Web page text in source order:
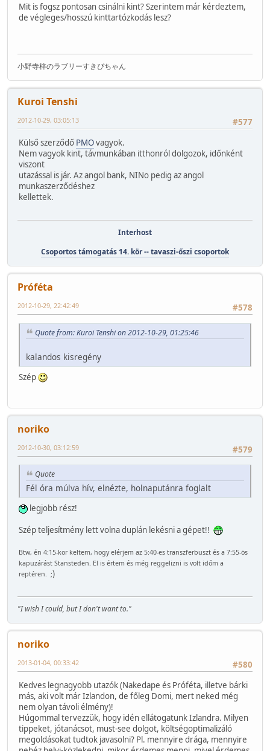
Mit is fogsz pontosan csinálni kint? Szerintem már kérdeztem,
de végleges/hosszú kinttartózkodás lesz?
小野寺梓のラブリーすきぴちゃん
Kuroi Tenshi
#577
2012-10-29, 03:05:13
Külső szerződő PMOvagyok.
Nem vagyok kint, távmunkában itthonról dolgozok, időnként
viszont
utazással is jár. Az angol bank, NINo pedig az angol
munkaszerződéshez
kellettek.
Interhost
Csoportos támogatás 14. kör -- tavaszi-őszi csoportok
Próféta
#578
2012-10-29, 22:42:49
Quote from: Kuroi Tenshi on 2012-10-29, 01:25:46
kalandos kisregény
Szép
noriko
#579
2012-10-30, 03:12:59
Quote
Fél óra múlva hív, elnézte, holnaputánra foglalt
legjobb rész!
Szép teljesítmény lett volna duplán lekésni a gépet!!
Btw, én 4:15-kor keltem, hogy elérjem az 5:40-es transzferbuszt és a 7:55-ös
kapuzárást Stansteden. El is értem és még reggelizni is volt időm a
reptéren. ;)
"I wish I could, but I don't want to."
noriko
#580
2013-01-04, 00:33:42
Kedves legnagyobb utazók (Nakedape és Próféta, illetve bárki
más, aki volt már Izlandon, de főleg Domi, mert neked még
nem olyan távoli élmény)!
Húgommal tervezzük, hogy idén ellátogatunk Izlandra. Milyen
tippeket, jótanácsot, must-see dolgot, költségoptimalizáló
megoldásokat tudtok javasolni? Pl. mennyire drága, mennyire